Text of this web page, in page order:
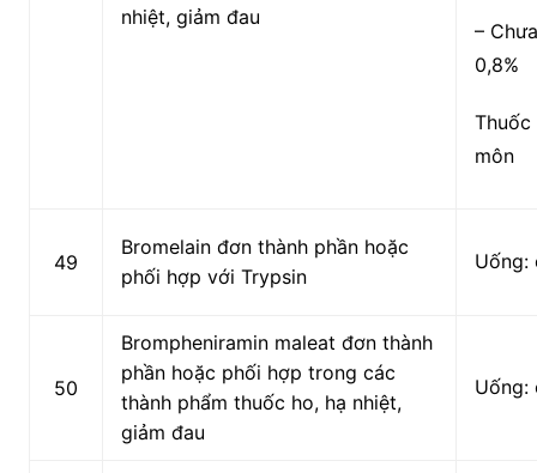
nhiệt, giảm đau
–
0,8%
Thuốc
môn
49
Bromelain đơn thành phần hoặc
phối hợp với Trypsin
Uống:
50
Brompheniramin maleat đơn thành
phần hoặc phối hợp trong các
thành phẩm thuốc ho, hạ nhiệt,
giảm đau
Uống: